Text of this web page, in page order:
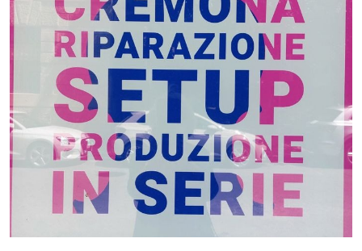
CERCA